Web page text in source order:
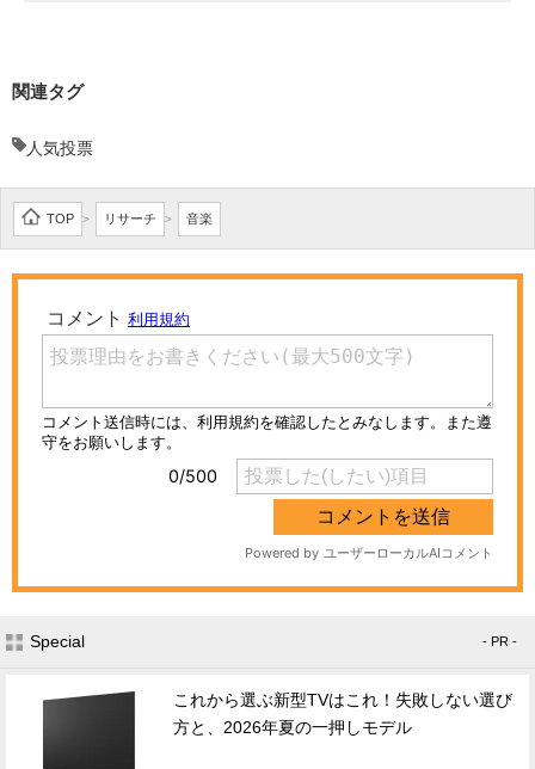
関連タグ
人気投票
TOP > リサーチ > 音楽
Special - PR -
これから選ぶ新型TVはこれ！失敗しない選び
方と、2026年夏の一押しモデル